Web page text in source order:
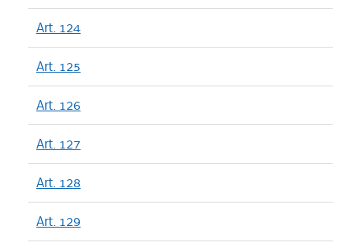
Art. 124
Art. 125
Art. 126
Art. 127
Art. 128
Art. 129